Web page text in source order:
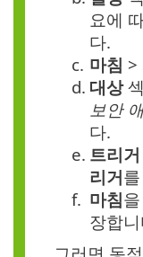
요에
다.
c. 마침 >
d. 대상
보안
다.
e. 트리거
리거
f. 마침
장합